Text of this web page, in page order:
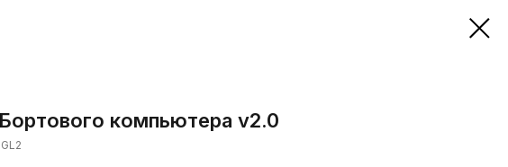
компьютера v2.0